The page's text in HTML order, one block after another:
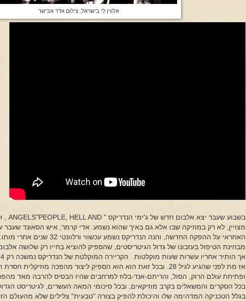
אלווין לי בישראל. צילום אדר אבישר
בשבוע שעבר יצא אלבום חדש של ג'ימי הנדריקס " "PEOPLE, HELL AND
ANGELS
מצויין, לא רק במוזיקה שבו אלא גם באיך שהוא נשמע. אדי קרמר, איש הסאונד
האחראי על ההפקה החדשה, והנה הנדריקס
מבחינת הטיפול בעזבונו של גדול הגיטריסטים, שהספיק להוציא בחייו רק שלושה
אך הותיר אחריו עשרות שעות מוקלטות. הקריירה המוקלטת של הנדריקס נמשכה רק 4 שנים,
אז מת לפני שהגיע לגיל 28.
ובכל זאת הוא הוא הספיק ליצור מהפכה מוזיקלית חסרת
ופתיחת עולם הרוק, הסול, והריתם-אנד-בלוז למרחבים שהיו הבסיס להרבה מאד
בכל הסקרים והמשאלים בקרב מוזיקאים, ובכל סיכומי המאה העשרים, לגיטריסט
בגלל הטכניקה המדהימה שלו והיכולת להפיק בצורה "טבעית" צלילים שלא מהעולם